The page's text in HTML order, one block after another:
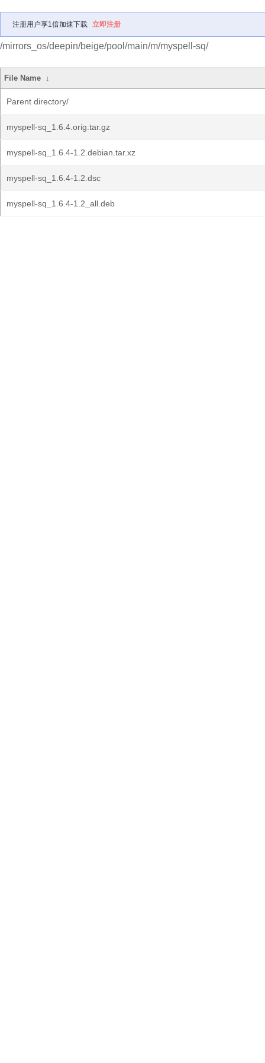
注册用户享1倍加速下载 立即注册
/mirrors_os/deepin/beige/pool/main/m/myspell-sq/
File Name ↓
Parent directory/
myspell-sq_1.6.4.orig.tar.gz
myspell-sq_1.6.4-1.2.debian.tar.xz
myspell-sq_1.6.4-1.2.dsc
myspell-sq_1.6.4-1.2_all.deb